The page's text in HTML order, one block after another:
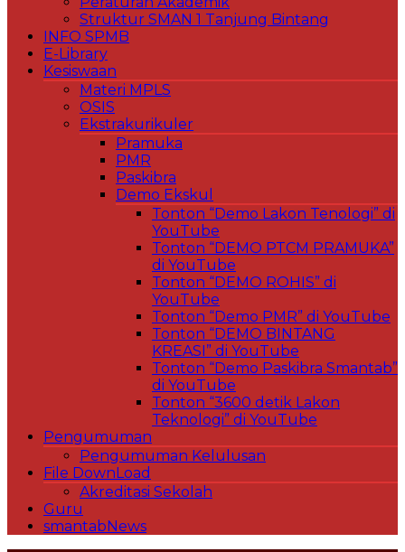
Struktur SMAN 1 Tanjung Bintang
INFO SPMB
E-Library
Kesiswaan
Materi MPLS
OSIS
Ekstrakurikuler
Pramuka
PMR
Paskibra
Demo Ekskul
Tonton “Demo Lakon Tenologi” di
YouTube
Tonton “DEMO PTCM PRAMUKA”
di YouTube
Tonton “DEMO ROHIS” di
YouTube
Tonton “Demo PMR” di YouTube
Tonton “DEMO BINTANG
KREASI” di YouTube
Tonton “Demo Paskibra Smantab”
di YouTube
Tonton “3600 detik Lakon
Teknologi” di YouTube
Pengumuman
Pengumuman Kelulusan
File DownLoad
Akreditasi Sekolah
Guru
smantabNews